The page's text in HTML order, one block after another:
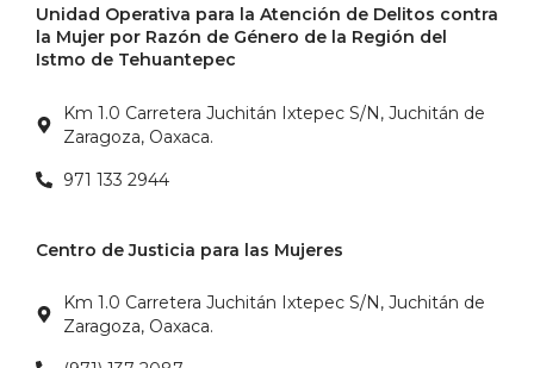
Unidad Operativa para la Atención de Delitos contra
la Mujer por Razón de Género de la Región del
Istmo de Tehuantepec
Km 1.0 Carretera Juchitán Ixtepec S/N, Juchitán de
Zaragoza, Oaxaca.
971 133 2944
Centro de Justicia para las Mujeres
Km 1.0 Carretera Juchitán Ixtepec S/N, Juchitán de
Zaragoza, Oaxaca.